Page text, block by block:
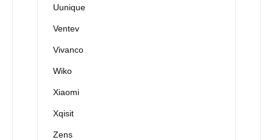
Uunique
Ventev
Vivanco
Wiko
Xiaomi
Xqisit
Zens